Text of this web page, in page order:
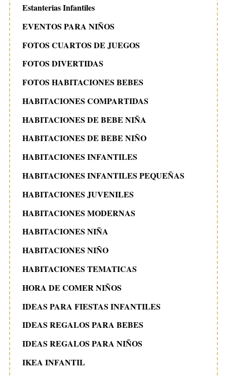
Estanterias Infantiles
EVENTOS PARA NIÑOS
FOTOS CUARTOS DE JUEGOS
FOTOS DIVERTIDAS
FOTOS HABITACIONES BEBES
HABITACIONES COMPARTIDAS
HABITACIONES DE BEBE NIÑA
HABITACIONES DE BEBE NIÑO
HABITACIONES INFANTILES
HABITACIONES INFANTILES PEQUEÑAS
HABITACIONES JUVENILES
HABITACIONES MODERNAS
HABITACIONES NIÑA
HABITACIONES NIÑO
HABITACIONES TEMATICAS
HORA DE COMER NIÑOS
IDEAS PARA FIESTAS INFANTILES
IDEAS REGALOS PARA BEBES
IDEAS REGALOS PARA NIÑOS
IKEA INFANTIL